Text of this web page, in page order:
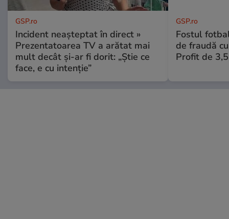
GSP.ro
Incident neașteptat în direct »
Prezentatoarea TV a arătat mai
mult decât și-ar fi dorit: „Știe ce
face, e cu intenție”
GSP.ro
Fostul
de fraudă
Profit de